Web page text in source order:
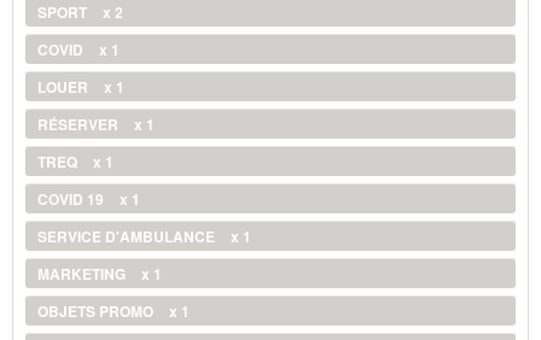
SPORT
x 2
COVID
x 1
LOUER
x 1
RÉSERVER
x 1
TREQ
x 1
COVID 19
x 1
SERVICE D'AMBULANCE
x 1
MARKETING
x 1
OBJETS PROMO
x 1